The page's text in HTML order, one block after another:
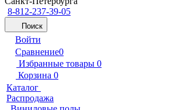
8-812-237-39-05
Поиск
Войти
Сравнение0
Избранные товары 0
Корзина 0
Каталог
Распродажа